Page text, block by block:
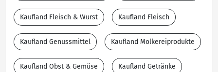
Kaufland Fleisch & Wurst Kaufland Fleisch
Kaufland Genussmittel Kaufland Molkereiprodukte
Kaufland Obst & Gemüse Kaufland Getränke